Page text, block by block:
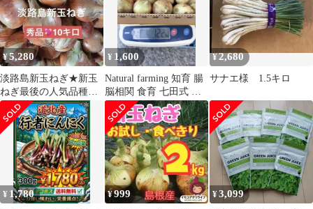
¥5,280
淡路島新玉ねぎ★新玉
ねぎ最後の人気品種★
ターザン10kg★秋まで
日持ち★リピ多数
¥ 1,600
Natural farming 知育 腸
脳相関 食育 七田式 腸
活 徳育 食養生
¥2,680
サナエ様 1.5キロ
¥ 1,780 ¥999 ¥3,099